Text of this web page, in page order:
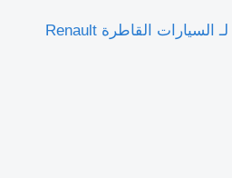
عمود الكامات 7421539423 لـ السيارات القاطرة Renault